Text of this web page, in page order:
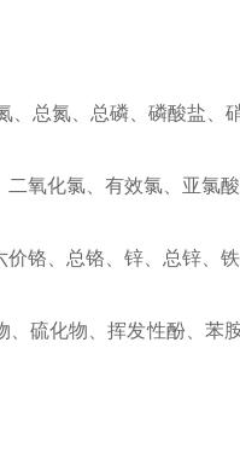
总氮、总磷、磷酸盐、
氧化氯、有效氯、亚氯
、总铬、锌、总锌、铁
化物、挥发性酚、苯